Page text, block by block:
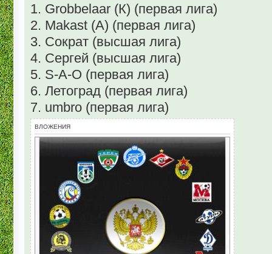
1. Grobbelaar (К) (первая лига)
2. Makast (А) (первая лига)
3. Сократ (высшая лига)
4. Сергей (высшая лига)
5. S-A-O (первая лига)
6. Летоград (первая лига)
7. umbro (первая лига)
ВЛОЖЕНИЯ